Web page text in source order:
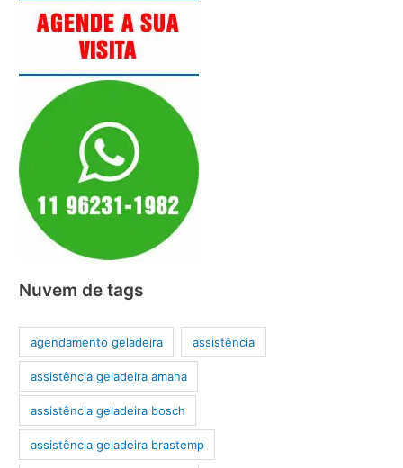
Nuvem de tags
agendamento geladeira assistência
assistência geladeira amana
assistência geladeira bosch
assistência geladeira brastemp